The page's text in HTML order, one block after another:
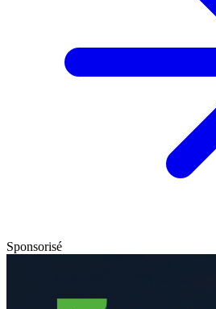
Sponsorisé